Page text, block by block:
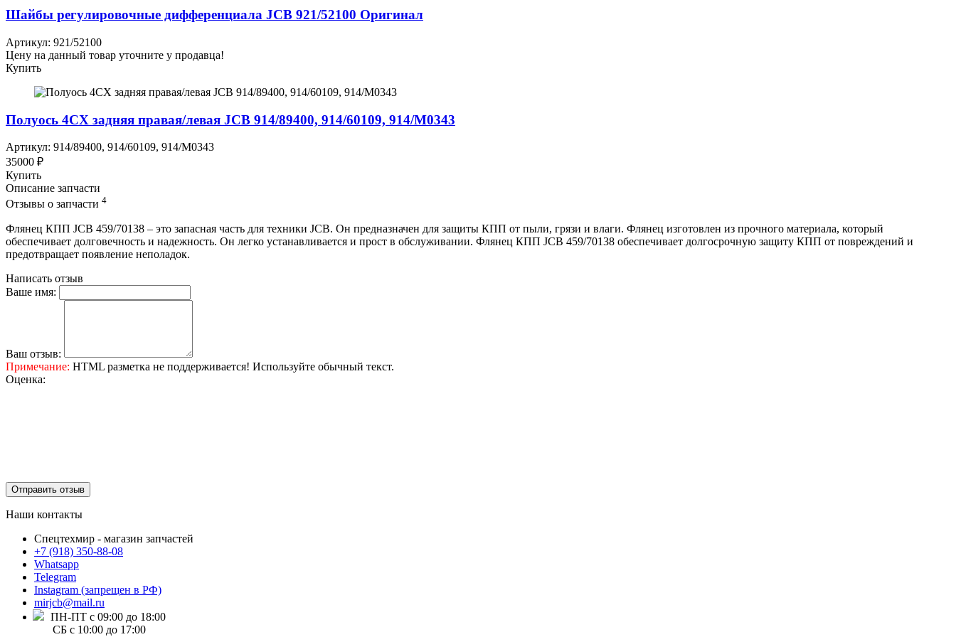
Шайбы регулировочные дифференциала JCB 921/52100 Оригинал
Артикул: 921/52100
Цену на данный товар уточните у продавца!
Купить
Полуось 4CX задняя правая/левая JCB 914/89400, 914/60109, 914/M0343
Артикул: 914/89400, 914/60109, 914/M0343
35000 ₽
Купить
Описание запчасти
Отзывы о запчасти 4
Флянец КПП JCB 459/70138 – это запасная часть для техники JCB. Он предназначен для защиты КПП от пыли, грязи и влаги. Флянец изготовлен из прочного материала, который
обеспечивает долговечность и надежность. Он легко устанавливается и прост в обслуживании. Флянец КПП JCB 459/70138 обеспечивает долгосрочную защиту КПП от повреждений и
предотвращает появление неполадок.
Написать отзыв
Ваше имя:
Ваш отзыв:
Примечание: HTML разметка не поддерживается! Используйте обычный текст.
Оценка:
Отправить отзыв
Наши контакты
Спецтехмир - магазин запчастей
+7 (918) 350-88-08
Whatsapp
Telegram
Instagram (запрещен в РФ)
mirjcb@mail.ru
ПН-ПТ с 09:00 до 18:00
СБ с 10:00 до 17:00